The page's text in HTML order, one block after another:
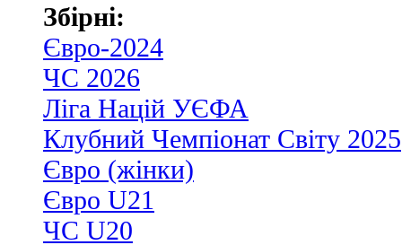
Збірні:
Євро-2024
ЧС 2026
Ліга Націй УЄФА
Клубний Чемпіонат Світу 2025
Євро (жінки)
Євро U21
ЧС U20